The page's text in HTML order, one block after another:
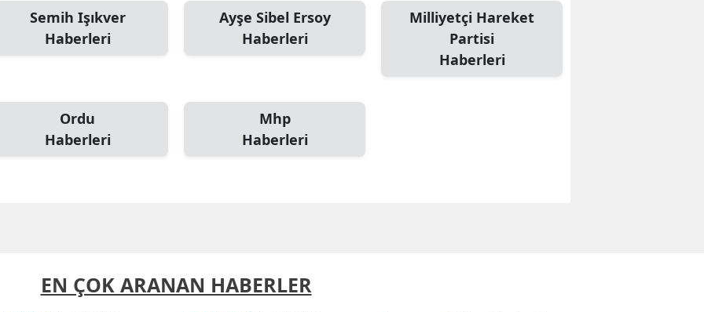
Semih Işıkver
Haberleri
Ayşe Sibel Ersoy
Haberleri
Milliyetçi Hareket
Partisi
Haberleri
Ordu
Haberleri
Mhp
Haberleri
EN ÇOK ARANAN HABERLER